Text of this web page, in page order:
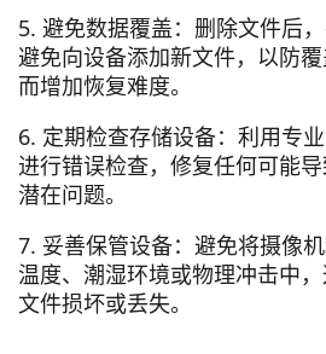
5. 避免数据覆盖：删除文件后
避免向设备添加新文件，以防
而增加恢复难度。
6. 定期检查存储设备：利用专
进行错误检查，修复任何可能
潜在问题。
7. 妥善保管设备：避免将摄像
温度、潮湿环境或物理冲击中
文件损坏或丢失。